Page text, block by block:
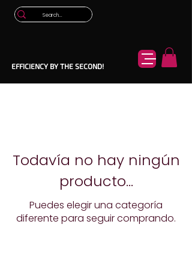
EFFICIENCY BY THE SECOND!
Todavía no hay ningún
producto...
Puedes elegir una categoría
diferente para seguir comprando.